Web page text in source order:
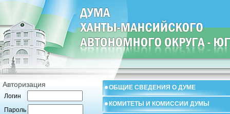
Авторизация
Логин
Пароль
ОБЩИЕ СВЕДЕНИЯ О ДУМЕ
КОМИТЕТЫ И КОМИССИИ ДУМЫ